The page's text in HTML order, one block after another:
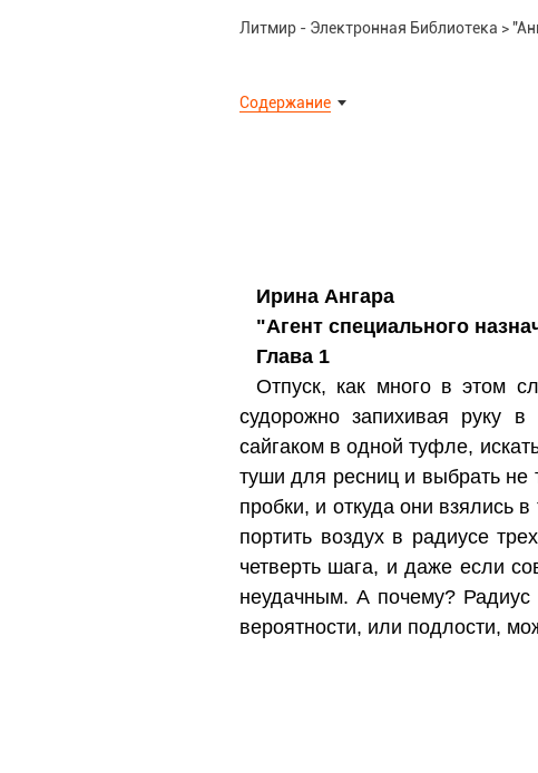
Литмир - Электронная Библиотека >
Содержание
Ирина Ангара
"Агент специального
Глава 1
Отпуск, как много в этом
судорожно запихивая руку
сайгаком в одной туфле,
туши для ресниц и выбрать не
пробки, и откуда они взялись
портить воздух в радиусе
четверть шага, и даже если
неудачным. А почему?
вероятности, или подлости,